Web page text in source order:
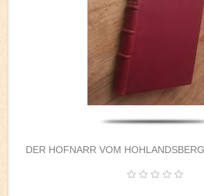
DER HOFNARR VOM